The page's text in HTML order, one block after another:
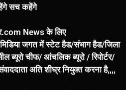
सच कहेंगे
News के लिए
जगत में स्टेट हैड/संभाग हैड/जिला
ब्यूरो चीफ/ आंचलिक ब्यूरो / रिपोर्टर/
अति शीघ्र नियुक्त करना है,,,,